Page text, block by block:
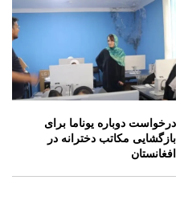
درخواست دوباره یوناما برای
بازگشایی مکاتب دخترانه در
افغانستان